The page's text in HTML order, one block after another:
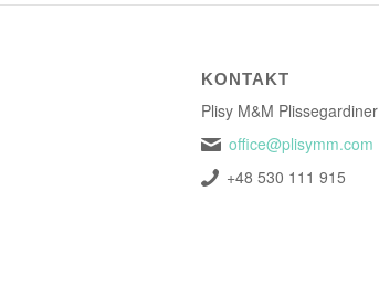
KONTAKT
Plisy M&M Plissegardiner
office@plisymm.com
+48 530 111 915